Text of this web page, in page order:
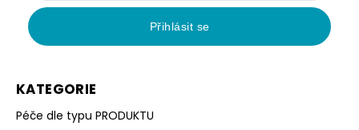
KATEGORIE
Péče dle typu PRODUKTU
Přihlásit se